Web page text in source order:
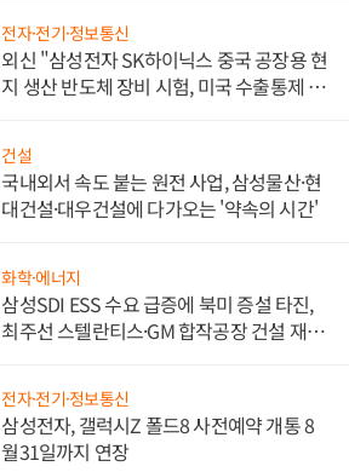
전자·전기·정보통신
외신 "삼성전자 SK하이닉스 중국 공장용 현
지 생산 반도체 장비 시험, 미국 수출통제 대
건설
국내외서 속도 붙는 원전 사업, 삼성물산·현
대건설·대우건설에 다가오는 '약속의 시간'
화학·에너지
삼성SDI ESS 수요 급증에 북미 증설 타진,
최주선 스텔란티스·GM 합작공장 건설 재추
전자·전기·정보통신
삼성전자, 갤럭시Z 폴드8 사전예약 개통 8
월31일까지 연장